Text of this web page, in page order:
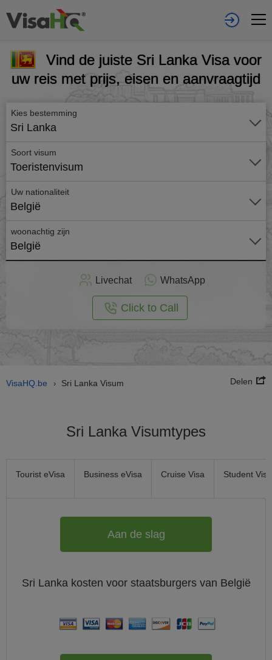
Vind de juiste Sri Lanka Visa voor
uw reis met prijs, eisen en aanvraagtijd
Kies bestemming
Sri Lanka
Soort visum
Toeristenvisum
Uw nationaliteit
België
woonachtig zijn
België
Livechat WhatsApp
Click to Call
VisaHQ.be › Sri Lanka Visum Delen
Sri Lanka Visumtypes
Tourist eVisa Business eVisa Cruise Visa Student Visa
Aan de slag
Sri Lanka kosten voor staatsburgers van België